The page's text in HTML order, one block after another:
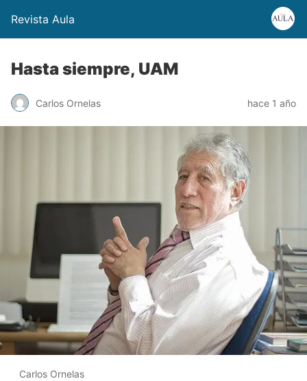
Revista Aula
Hasta siempre, UAM
Carlos Ornelas hace 1 año
Carlos Ornelas